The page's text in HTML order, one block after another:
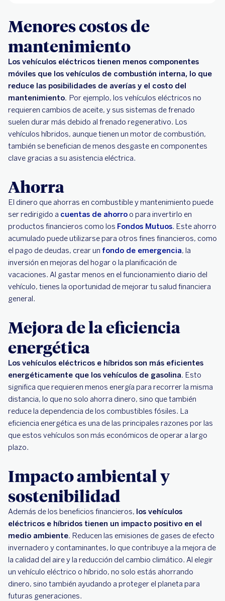
Menores costos de
mantenimiento
Los vehículos eléctricos tienen menos componentes
móviles que los vehículos de combustión interna, lo que
reduce las posibilidades de averías y el costo del
mantenimiento. Por ejemplo, los vehículos eléctricos no
requieren cambios de aceite, y sus sistemas de frenado
suelen durar más debido al frenado regenerativo. Los
vehículos híbridos, aunque tienen un motor de combustión,
también se benefician de menos desgaste en componentes
clave gracias a su asistencia eléctrica.
Ahorra
El dinero que ahorras en combustible y mantenimiento puede
ser redirigido a cuentas de ahorro o para invertirlo en
productos financieros como los Fondos Mutuos. Este ahorro
acumulado puede utilizarse para otros fines financieros, como
el pago de deudas, crear un fondo de emergencia, la
inversión en mejoras del hogar o la planificación de
vacaciones. Al gastar menos en el funcionamiento diario del
vehículo, tienes la oportunidad de mejorar tu salud financiera
general.
Mejora de la eficiencia
energética
Los vehículos eléctricos e híbridos son más eficientes
energéticamente que los vehículos de gasolina. Esto
significa que requieren menos energía para recorrer la misma
distancia, lo que no solo ahorra dinero, sino que también
reduce la dependencia de los combustibles fósiles. La
eficiencia energética es una de las principales razones por las
que estos vehículos son más económicos de operar a largo
plazo.
Impacto ambiental y
sostenibilidad
Además de los beneficios financieros, los vehículos
eléctricos e híbridos tienen un impacto positivo en el
medio ambiente. Reducen las emisiones de gases de efecto
invernadero y contaminantes, lo que contribuye a la mejora de
la calidad del aire y la reducción del cambio climático. Al elegir
un vehículo eléctrico o híbrido, no solo estás ahorrando
dinero, sino también ayudando a proteger el planeta para
futuras generaciones.